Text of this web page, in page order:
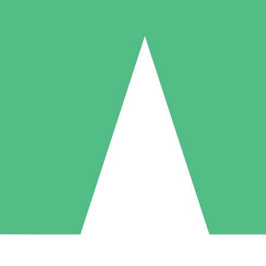
Packs de Crédits Individuels
à l'utilisation avec des crédits de téléchargement. Sans engagement
5 Téléchargements
US$